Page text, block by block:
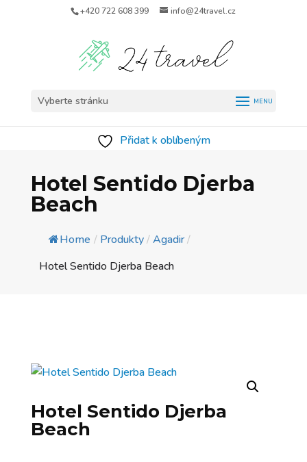
+420 722 608 399 info@24travel.cz
Vyberte stránku
Přidat k oblíbeným
Hotel Sentido Djerba
Beach
Home / Produkty/Agadir/
Hotel Sentido Djerba Beach
Hotel Sentido Djerba
Beach